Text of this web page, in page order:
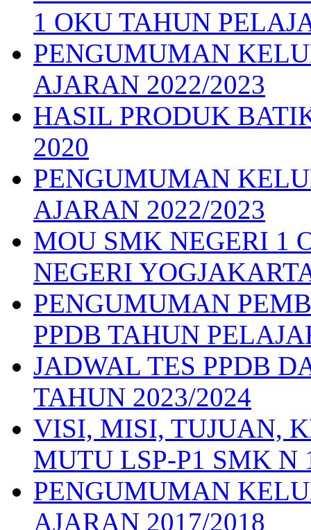
1 OKU TAHUN
PENGUMUMAN
AJARAN 2022/2023
HASIL PRODUK
2020
PENGUMUMAN
AJARAN 2022/2023
MOU SMK NEGERI 1
NEGERI
PENGUMUMAN
PPDB TAHUN
JADWAL TES PPDB
TAHUN 2023/2024
VISI, MISI, TUJUAN,
MUTU LSP-P1 SMK N
PENGUMUMAN
AJARAN 2017/2018